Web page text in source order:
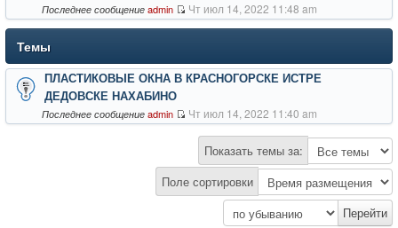
Последнее сообщение admin Чт июл 14, 2022 11:48 am
Темы
ПЛАСТИКОВЫЕ ОКНА В КРАСНОГОРСКЕ ИСТРЕ
ДЕДОВСКЕ НАХАБИНО
Последнее сообщение admin Чт июл 14, 2022 11:40 am
Показать темы за:
Поле сортировки